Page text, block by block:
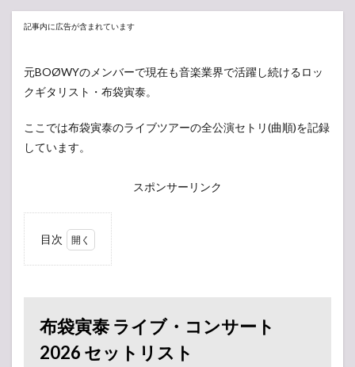
記事内に広告が含まれています
元BOØWYのメンバーで現在も音楽業界で活躍し続けるロッ
クギタリスト・布袋寅泰。
ここでは布袋寅泰のライブツアーの全公演セトリ(曲順)を記録
しています。
スポンサーリンク
目次
ブ・
コン
サー
ト
布袋寅泰 ライブ・コンサート
2026 セットリスト